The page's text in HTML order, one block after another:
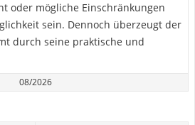
oder mögliche Einschränkungen
sein. Dennoch überzeugt der
durch seine praktische und
08/2026